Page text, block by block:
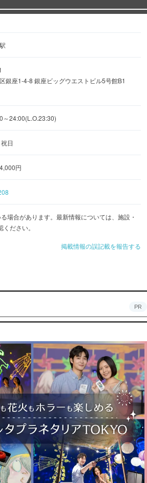
銀座1-4-8 銀座ビッグウエストビル5号館B1
～24:00(L.O.23:30)
日
円
場合があります。最新情報については、施設・
ださい。
掲載情報の誤記載を報告する
PR